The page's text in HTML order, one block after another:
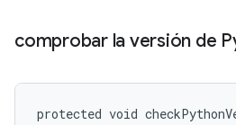
comprobar la versión de
protected void